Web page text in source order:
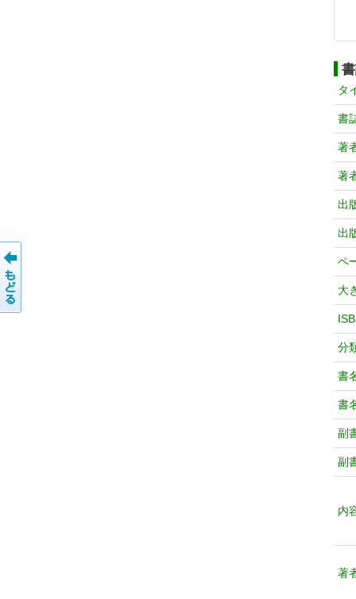
タ
書
著
著
出
出
ペ
大
分
書
書
副
副
内
著